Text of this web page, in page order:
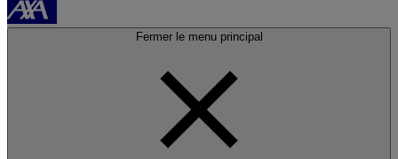
Fermer le menu principal